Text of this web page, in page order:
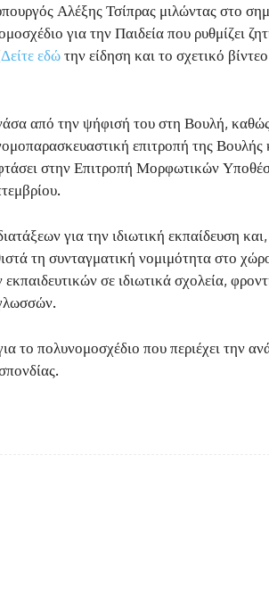
Αλέξης Τσίπρας μιλώντας στο
για την Παιδεία που ρυθμίζει
Δείτε εδώτην είδηση και το σχετικό
από την ψήφισή του στη Βουλή,
επιτροπή της Βουλής
στην Επιτροπή Μορφωτικών
για την ιδιωτική εκπαίδευση
τη συνταγματική νομιμότητα στο
σε ιδιωτικά σχολεία,
το πολυνομοσχέδιο που περιέχει την